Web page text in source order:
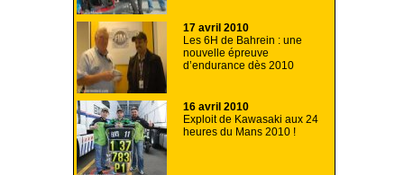
17 avril 2010
Les 6H de Bahrein : une
nouvelle épreuve
d’endurance dès 2010
16 avril 2010
Exploit de Kawasaki aux 24
heures du Mans 2010 !